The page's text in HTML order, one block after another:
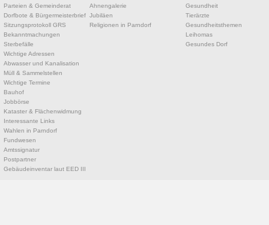
Parteien & Gemeinderat
Dorfbote & Bürgermeisterbrief
Sitzungsprotokoll GRS
Bekanntmachungen
Sterbefälle
Wichtige Adressen
Abwasser und Kanalisation
Müll & Sammelstellen
Wichtige Termine
Bauhof
Jobbörse
Kataster & Flächenwidmung
Interessante Links
Wahlen in Parndorf
Fundwesen
Amtssignatur
Postpartner
Gebäudeinventar laut EED III
Ahnengalerie
Jubiläen
Religionen in Parndorf
Gesundheit
Tierärzte
Gesundheitsthemen
Leihomas
Gesundes Dorf